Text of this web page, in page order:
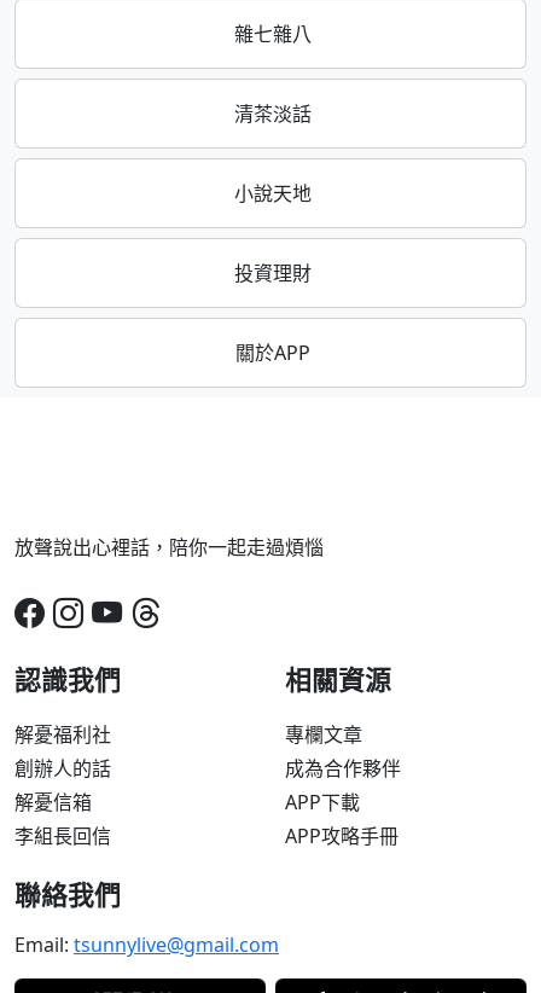
雜七雜八
清茶淡話
小說天地
投資理財
關於APP
放聲說出心裡話，陪你一起走過煩惱
認識我們
解憂福利社
創辦人的話
解憂信箱
李組長回信
相關資源
專欄文章
成為合作夥伴
APP下載
APP攻略手冊
聯絡我們
Email: tsunnylive@gmail.com